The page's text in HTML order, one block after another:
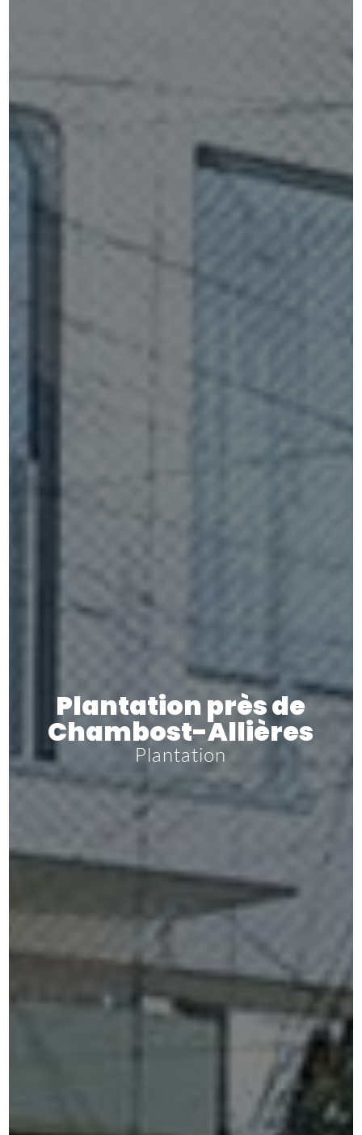
Plantation près de
Chambost-Allières
Plantation